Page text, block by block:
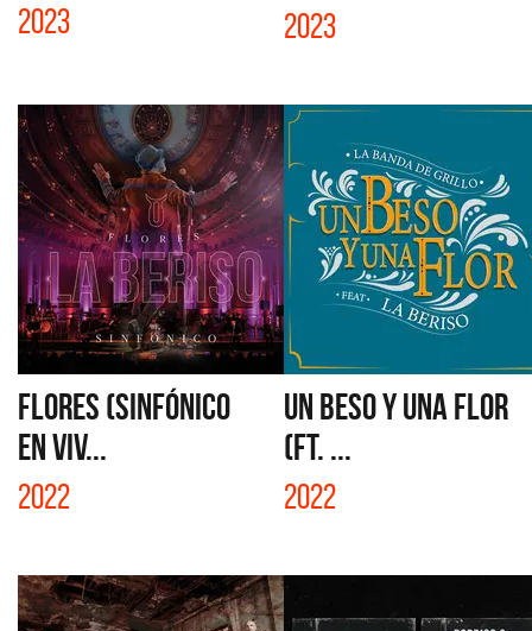
2023 2023
FLORES (SINFÓNICO
EN VIV...
2022
UN BESO Y UNA FLOR
(FT. ...
2022